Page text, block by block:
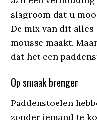
slagroom dat u
De mix van dit alles
mousse maakt.
dat het een
Op smaak brengen
Paddenstoelen
zonder iemand te